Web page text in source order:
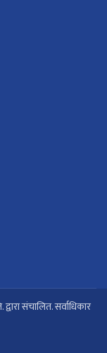
संचालित. सर्वाधिकार